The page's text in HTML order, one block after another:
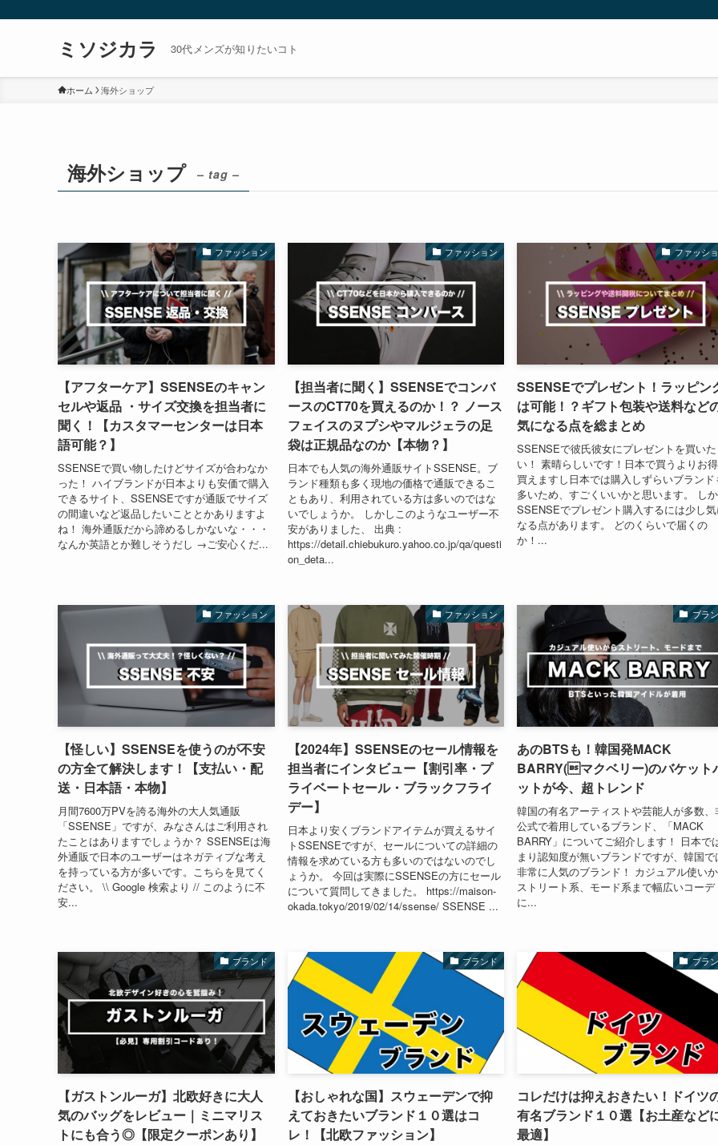
ミソジカラ 30代メンズが知りたいコト
ホーム 海外ショップ
海外ショップ – tag –
ファッション
【アフターケア】SSENSEのキャン
セルや返品 ・サイズ交換を担当者に
聞く！【カスタマーセンターは日本
語可能？】
SSENSEで買い物したけどサイズが合わなか
った！ ハイブランドが日本よりも安価で購入
できるサイト、SSENSEですが通販でサイズ
の間違いなど返品したいこととかありますよ
ね！ 海外通販だから諦めるしかないな・・・
なんか英語とか難しそうだし →ご安心くだ...
ファッション
【担当者に聞く】SSENSEでコンバ
ースのCT70を買えるのか！？ ノース
フェイスのヌプシやマルジェラの足
袋は正規品なのか【本物？】
日本でも人気の海外通販サイトSSENSE。ブ
ランド種類も多く現地の価格で通販できるこ
ともあり、利用されている方は多いのではな
いでしょうか。 しかしこのようなユーザー不
安がありました、 出典 :
https://detail.chiebukuro.yahoo.co.jp/qa/questi
on_deta...
ファッシ
SSENSEでプレゼント！ラッピン
は可能！？ギフト包装や送料など
気になる点を総まとめ
SSENSEで彼氏彼女にプレゼントを買いた
い！ 素晴らしいです！日本で買うよりお
買えますし日本では購入しずらいブランド
多いため、すごくいいかと思います。 し
SSENSEでプレゼント購入するには少し気
なる点があります。 どのくらいで届くの
か！...
ファッション
【怪しい】SSENSEを使うのが不安
の方全て解決します！【支払い・配
送・日本語・本物】
月間7600万PVを誇る海外の大人気通販
「SSENSE」ですが、みなさんはご利用され
たことはありますでしょうか？ SSENSEは海
外通販で日本のユーザーはネガティブな考え
を持っている方が多いです。こちらを見てく
ださい。 \\ Google 検索より // このように不
安...
ファッション
【2024年】SSENSEのセール情報を
担当者にインタビュー【割引率・プ
ライベートセール・ブラックフライ
デー】
日本より安くブランドアイテムが買えるサイ
トSSENSEですが、セールについての詳細の
情報を求めている方も多いのではないのでし
ょうか。 今回は実際にSSENSEの方にセール
について質問してきました。 https://maison-
okada.tokyo/2019/02/14/ssense/ SSENSE ...
ブラ
あのBTSも！韓国発MACK
BARRY(マクベリー)のバケット
ットが今、超トレンド
韓国の有名アーティストや芸能人が多数、
公式で着用しているブランド、「MACK
BARRY」についてご紹介します！ 日本で
まり認知度が無いブランドですが、韓国で
非常に人気のブランド！ カジュアル使い
ストリート系、モード系まで幅広いコーデ
に...
ブランド
【ガストンルーガ】北欧好きに大人
気のバッグをレビュー｜ミニマリス
トにも合う◎【限定クーポンあり】
ブランド
【おしゃれな国】スウェーデンで抑
えておきたいブランド１０選はコ
レ！【北欧ファッション】
ブラ
コレだけは抑えおきたい！ドイツ
有名ブランド１０選【お土産など
最適】